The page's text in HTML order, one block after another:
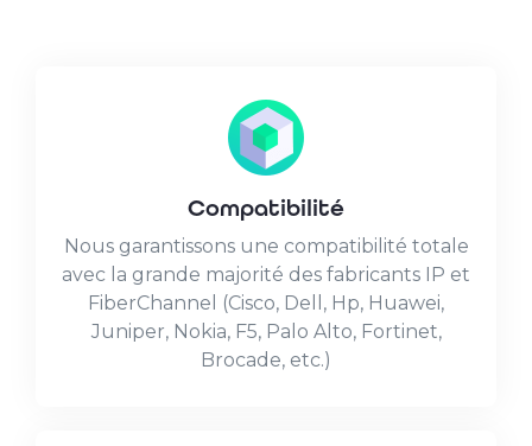
Compatibilité
Nous garantissons une compatibilité totale
avec la grande majorité des fabricants IP et
FiberChannel (Cisco, Dell, Hp, Huawei,
Juniper, Nokia, F5, Palo Alto, Fortinet,
Brocade, etc.)